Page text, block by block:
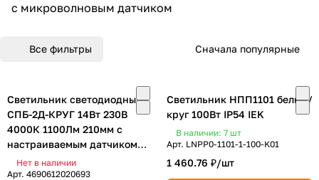
с микроволновым датчиком
Все фильтры Сначала популярные
Светильник светодиодный
СПБ-2Д-КРУГ 14Вт 230В
4000К 1100Лм 210мм с
настраиваемым датчиком
белый IN HOME
Нет в наличии
Арт. 4690612020693
Светильник НПП1101 белый/
круг 100Вт IP54 IEK
В наличии: 7 шт
Арт. LNPP0-1101-1-100-K01
1 460.76 ₽/шт